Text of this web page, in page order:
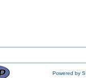
Powered by